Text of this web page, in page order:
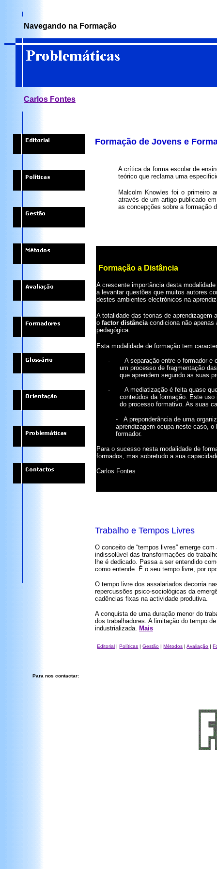
Navegando na Formação
Carlos Fontes
Formação de Jovens e
A crítica da forma escolar de
teórico que reclama uma
Malcolm Knowles foi o primeiro
através de um artigo publicado
as concepções sobre a formação
Formação a Distância
A crescente importância desta
a levantar questões que muitos autores
destes ambientes electrónicos na
A totalidade das teorias de aprendizagem
o factor distânciacondiciona não apenas
pedagógica.
Esta modalidade de formação tem
-
A separação entre o formador e
um processo de fragmentação
que aprendem segundo as suas
-
A mediatização é feita quase
conteúdos da formação. Este
do processo formativo. As suas
-
A preponderância de uma
aprendizagem ocupa neste caso, o
formador.
Para o sucesso nesta modalidade de
formados, mas sobretudo a sua
Carlos Fontes
Trabalho e Tempos Livres
O conceito de “tempos livres” emerge
indissolúvel das transformações do
lhe é dedicado. Passa a ser entendido
como entende. É o seu tempo livre, por
O tempo livre dos assalariados decorria
repercussões psico-sociológicas da
cadências fixas na actividade produtiva.
A conquista de uma duração menor do
dos trabalhadores. A limitação do tempo
industrializada. Mais
Editorial |Políticas |Gestão |Métodos |Avaliação |
Para nos contactar: